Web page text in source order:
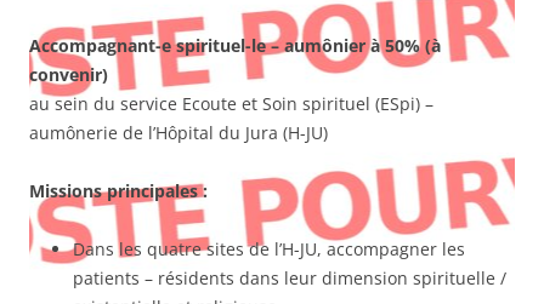
Accompagnant-e spirituel-le – aumônier à 50% (à
convenir)
au sein du service Ecoute et Soin spirituel (ESpi) –
aumônerie de l’Hôpital du Jura (H-JU)
Missions principales :
Dans les quatre sites de l’H-JU, accompagner les
patients – résidents dans leur dimension spirituelle /